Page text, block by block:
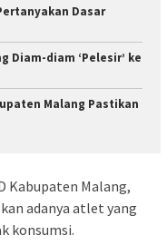
Dasar
Diam-diam ‘Pelesir’ ke
Malang Pastikan
Kabupaten Malang,
adanya atlet yang
konsumsi.